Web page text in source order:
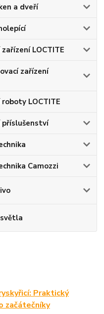
a dveří
LOCTITE
zařízení
roboty LOCTITE
příslušenství
Camozzi
Praktický
začátečníky